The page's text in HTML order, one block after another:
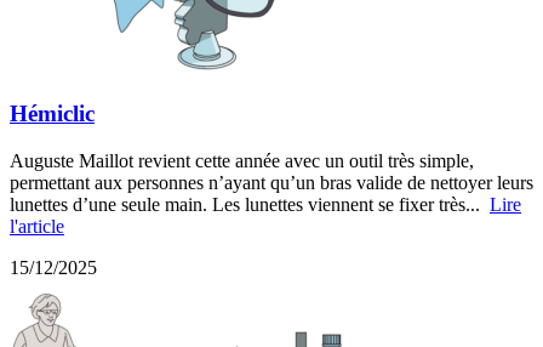
Hémiclic
Auguste Maillot revient cette année avec un outil très simple,
permettant aux personnes n’ayant qu’un bras valide de nettoyer leurs
lunettes d’une seule main. Les lunettes viennent se fixer très... Lire
l'article
15/12/2025